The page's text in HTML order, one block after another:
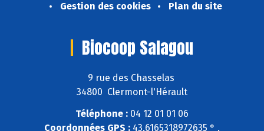
Gestion des cookies
Plan du site
Biocoop Salagou
9 rue des Chasselas
34800 Clermont-l'Hérault
Téléphone : 04 12 01 01 06
Coordonnées GPS : 43,6165318972635 ° ,